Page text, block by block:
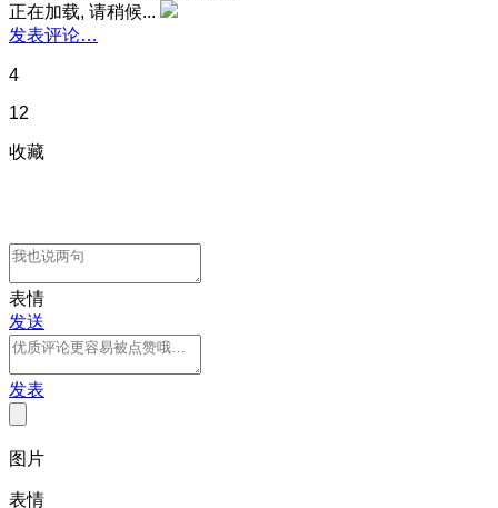
正在加载, 请稍候...
发表评论…
4
12
收藏
表情
发送
发表
图片
表情